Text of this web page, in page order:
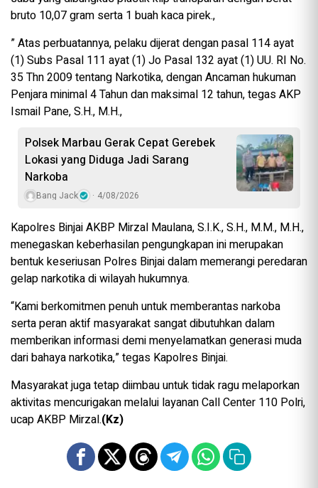
bruto 10,07 gram serta 1 buah kaca pirek.,
” Atas perbuatannya, pelaku dijerat dengan pasal 114 ayat
(1) Subs Pasal 111 ayat (1) Jo Pasal 132 ayat (1) UU. RI No.
35 Thn 2009 tentang Narkotika, dengan Ancaman hukuman
Penjara minimal 4 Tahun dan maksimal 12 tahun, tegas AKP
Ismail Pane, S.H., M.H.,
Polsek Marbau Gerak Cepat Gerebek
Lokasi yang Diduga Jadi Sarang
Narkoba
Bang Jack 4/08/2026
Kapolres Binjai AKBP Mirzal Maulana, S.I.K., S.H., M.M., M.H.,
menegaskan keberhasilan pengungkapan ini merupakan
bentuk keseriusan Polres Binjai dalam memerangi peredaran
gelap narkotika di wilayah hukumnya.
“Kami berkomitmen penuh untuk memberantas narkoba
serta peran aktif masyarakat sangat dibutuhkan dalam
memberikan informasi demi menyelamatkan generasi muda
dari bahaya narkotika,” tegas Kapolres Binjai.
Masyarakat juga tetap diimbau untuk tidak ragu melaporkan
aktivitas mencurigakan melalui layanan Call Center 110 Polri,
ucap AKBP Mirzal.(Kz)